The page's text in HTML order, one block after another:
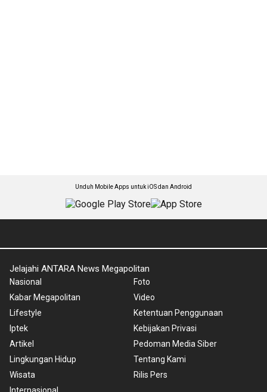
Unduh Mobile Apps untuk iOS dan Android
Jelajahi ANTARA News Megapolitan
Nasional
Kabar Megapolitan
Lifestyle
Iptek
Artikel
Lingkungan Hidup
Wisata
Foto
Video
Ketentuan Penggunaan
Kebijakan Privasi
Pedoman Media Siber
Tentang Kami
Rilis Pers